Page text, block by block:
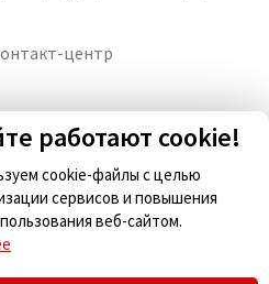
центр
бумаги и картона
работают cookie!
cookie-файлы с целью
сервисов и повышения
веб-сайтом.